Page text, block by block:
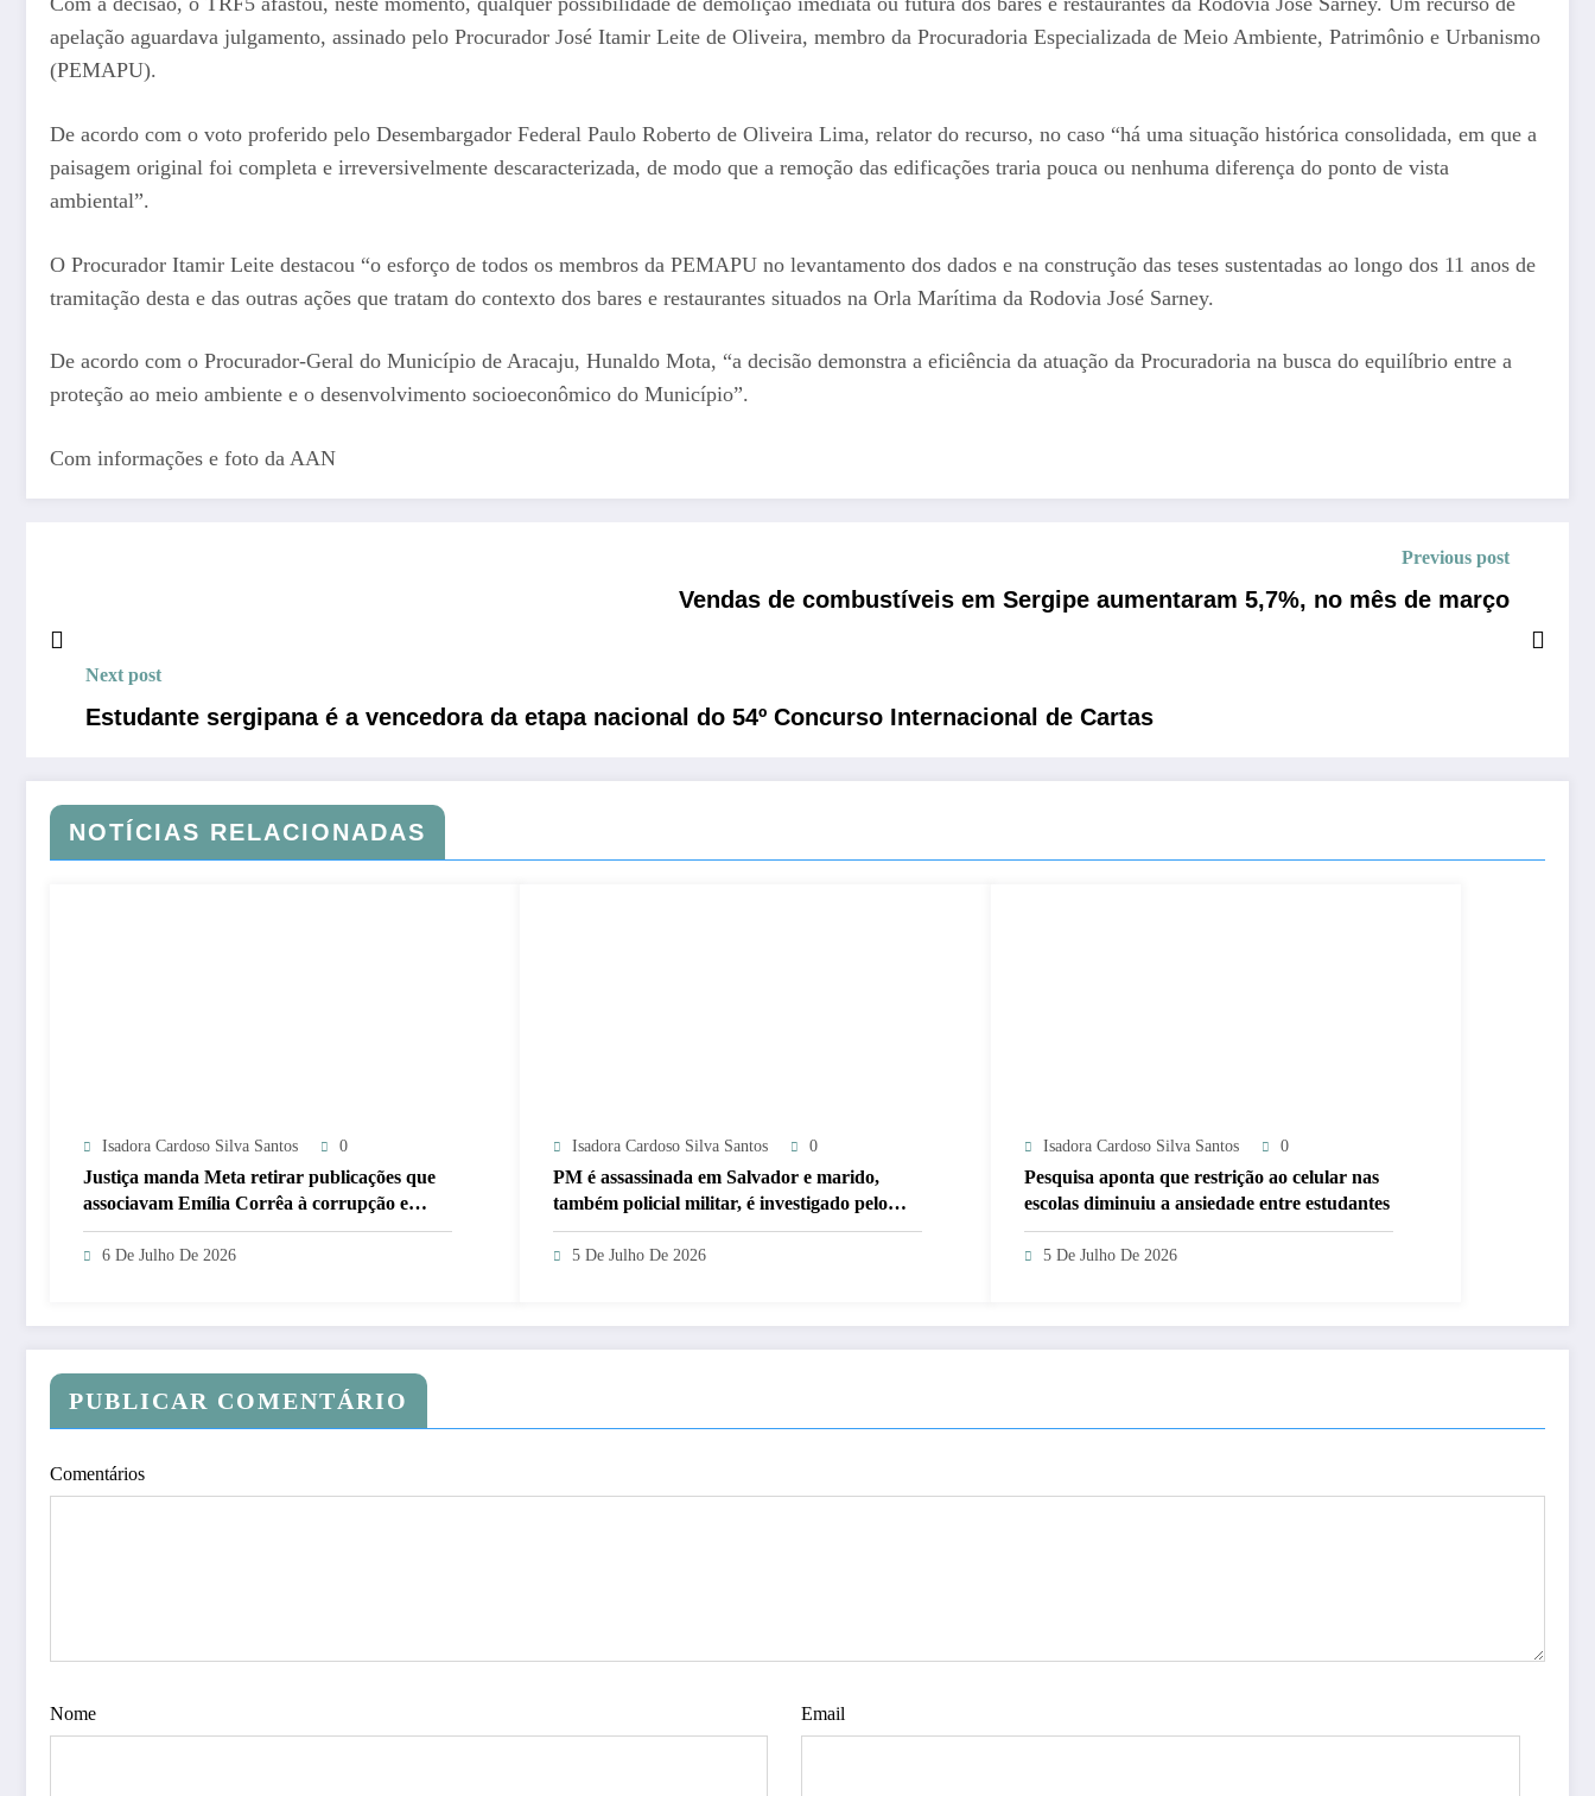
apelação aguardava julgamento, assinado pelo Procurador José Itamir Leite de Oliveira, membro da Procuradoria Especializada de Meio Ambiente, Patrimônio e Urbanismo
(PEMAPU).
De acordo com o voto proferido pelo Desembargador Federal Paulo Roberto de Oliveira Lima, relator do recurso, no caso “há uma situação histórica consolidada, em que a
paisagem original foi completa e irreversivelmente descaracterizada, de modo que a remoção das edificações traria pouca ou nenhuma diferença do ponto de vista
ambiental”.
O Procurador Itamir Leite destacou “o esforço de todos os membros da PEMAPU no levantamento dos dados e na construção das teses sustentadas ao longo dos 11 anos de
tramitação desta e das outras ações que tratam do contexto dos bares e restaurantes situados na Orla Marítima da Rodovia José Sarney.
De acordo com o Procurador-Geral do Município de Aracaju, Hunaldo Mota, “a decisão demonstra a eficiência da atuação da Procuradoria na busca do equilíbrio entre a
proteção ao meio ambiente e o desenvolvimento socioeconômico do Município”.
Com informações e foto da AAN
Previous post
Vendas de combustíveis em Sergipe aumentaram 5,7%, no mês de março
Next post
Estudante sergipana é a vencedora da etapa nacional do 54º Concurso Internacional de Cartas
NOTÍCIAS RELACIONADAS
Isadora Cardoso Silva Santos 0
Justiça manda Meta retirar publicações que
associavam Emília Corrêa à corrupção e
identificar responsáveis
6 De Julho De 2026
Isadora Cardoso Silva Santos 0
PM é assassinada em Salvador e marido,
também policial militar, é investigado pelo
crime
5 De Julho De 2026
Isadora Cardoso Silva Santos 0
Pesquisa aponta que restrição ao celular nas
escolas diminuiu a ansiedade entre estudantes
5 De Julho De 2026
PUBLICAR COMENTÁRIO
Comentários
Nome Email